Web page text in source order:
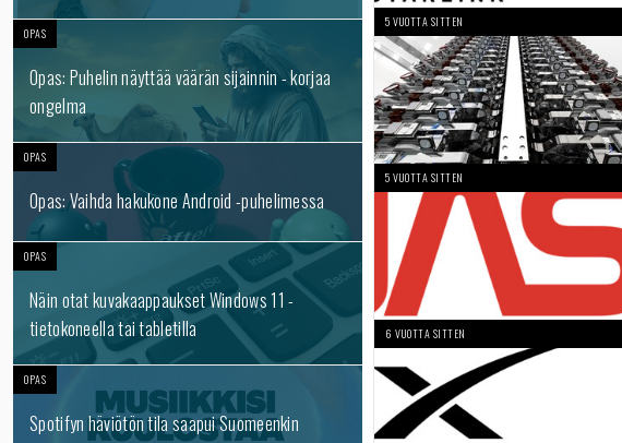
OPAS
Opas: Puhelin näyttää väärän sijainnin - korjaa
ongelma
OPAS
Opas: Vaihda hakukone Android -puhelimessa
OPAS
Näin otat kuvakaappaukset Windows 11 -
tietokoneella tai tabletilla
OPAS
Spotifyn häviötön tila saapui Suomeenkin
5 VUOTTA SITTEN
5 VUOTTA SITTEN
6 VUOTTA SITTEN